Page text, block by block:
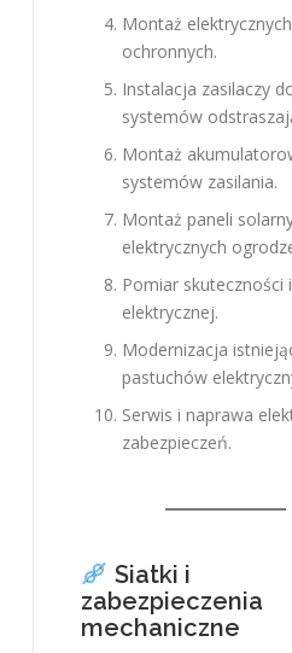
Montaż
ochronnych.
Instalacja zasilaczy
systemów
Montaż
systemów zasilania.
Montaż paneli
elektrycznych
Pomiar skuteczności
elektrycznej.
Modernizacja
pastuchów
Serwis i naprawa
zabezpieczeń.
Siatki i
zabezpieczenia
mechaniczne